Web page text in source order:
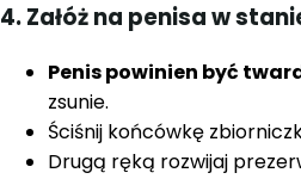
4. Załóż na penisa w
Penis powinien być
zsunie.
Ściśnij końcówkę
Drugą ręką rozwijaj